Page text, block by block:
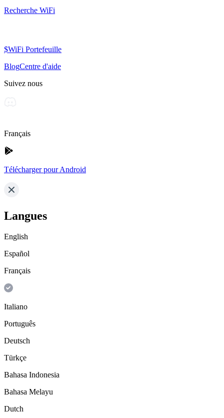
Recherche WiFi
$WiFi Portefeuille
BlogCentre d'aide
Suivez nous
Français
Télécharger pour Android
Langues
English
Español
Français
Italiano
Português
Deutsch
Türkçe
Bahasa Indonesia
Bahasa Melayu
Dutch